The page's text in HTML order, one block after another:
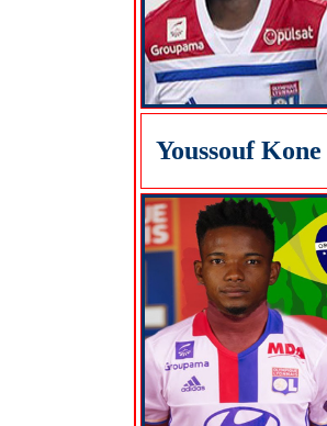
Youssouf Kone